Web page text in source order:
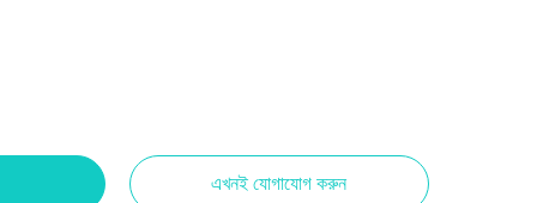
এখনই যোগাযোগ করুন